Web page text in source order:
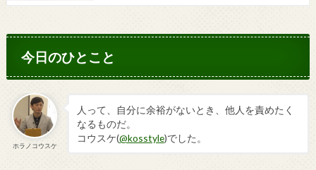
今日のひとこと
ホラノコウスケ
人って、自分に余裕がないとき、他人を責めたく
なるものだ。
コウスケ(@kosstyle)でした。